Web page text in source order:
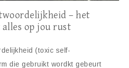
– het
op jou rust
(toxic self-
die gebruikt wordkt gebeurt